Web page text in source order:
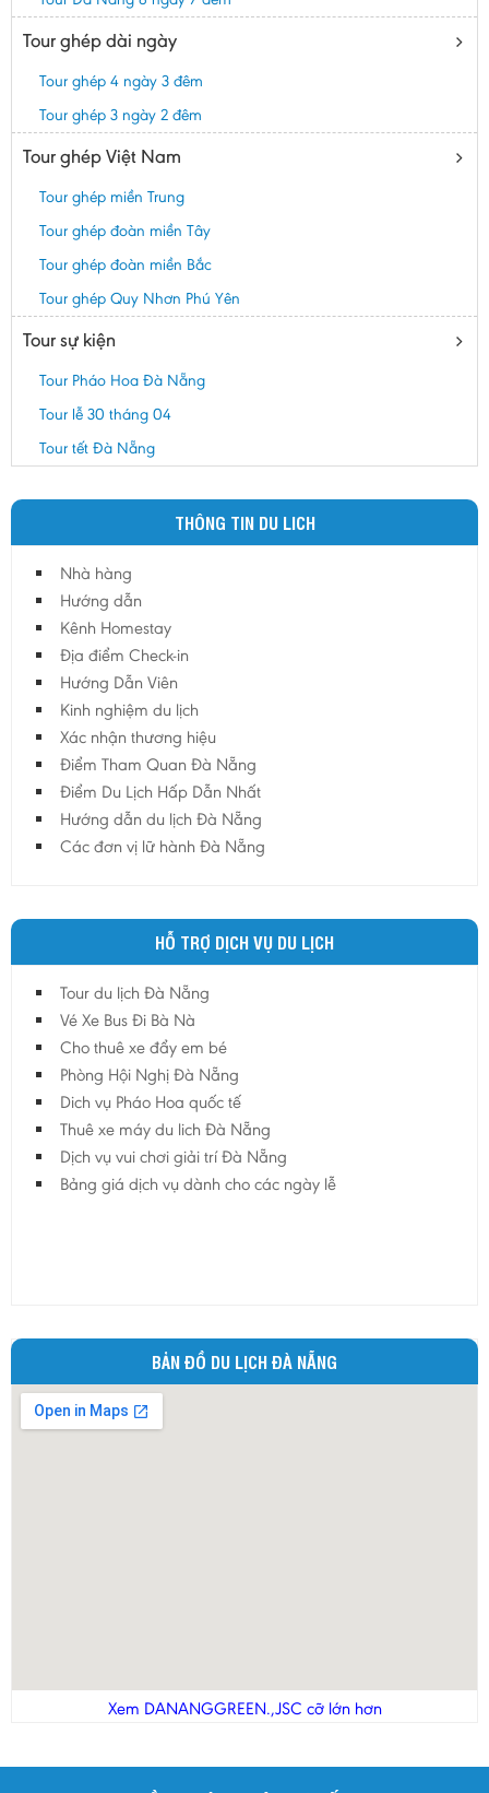
Tour ghép dài ngày
Tour ghép 4 ngày 3 đêm
Tour ghép 3 ngày 2 đêm
Tour ghép Việt Nam
Tour ghép miền Trung
Tour ghép đoàn miền Tây
Tour ghép đoàn miền Bắc
Tour ghép Quy Nhơn Phú Yên
Tour sự kiện
Tour Pháo Hoa Đà Nẵng
Tour lễ 30 tháng 04
Tour tết Đà Nẵng
THÔNG TIN DU LICH
Nhà hàng
Hướng dẫn
Kênh Homestay
Địa điểm Check-in
Hướng Dẫn Viên
Kinh nghiệm du lịch
Xác nhận thương hiệu
Điểm Tham Quan Đà Nẵng
Điểm Du Lịch Hấp Dẫn Nhất
Hướng dẫn du lịch Đà Nẵng
Các đơn vị lữ hành Đà Nẵng
HỖ TRỢ DỊCH VỤ DU LỊCH
Tour du lịch Đà Nẵng
Vé Xe Bus Đi Bà Nà
Cho thuê xe đẩy em bé
Phòng Hội Nghị Đà Nẵng
Dich vụ Pháo Hoa quốc tế
Thuê xe máy du lich Đà Nẵng
Dịch vụ vui chơi giải trí Đà Nẵng
Bảng giá dịch vụ dành cho các ngày lễ
BẢN ĐỒ DU LỊCH ĐÀ NẴNG
Xem DANANGGREEN.,JSC cỡ lớn hơn